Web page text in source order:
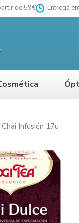
de 59€ Entrega
Infusión 17u